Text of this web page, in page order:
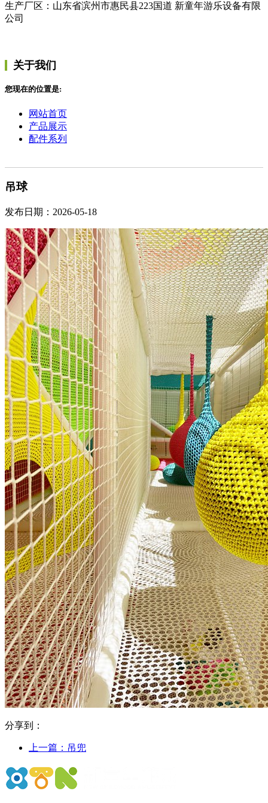
生产厂区：山东省滨州市惠民县223国道 新童年游乐设备有限
公司
关于我们
您现在的位置是:
网站首页
产品展示
配件系列
吊球
发布日期：2026-05-18
分享到：
上一篇： 吊兜